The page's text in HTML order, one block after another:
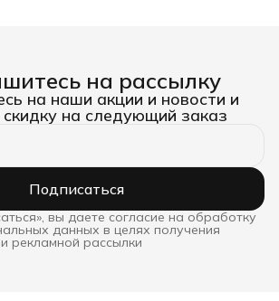
на рассылку
на наши акции и новости и
скидку на следующий заказ
Подписаться
вы даете согласие на обработку
данных в целях получения
рекламной рассылки